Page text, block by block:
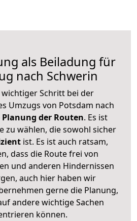
als Beiladung für
nach Schwerin
Schritt bei der
Umzugs von Potsdam nach
Planung der Routen. Es ist
zu wählen, die sowohl sicher
ist. Es ist auch ratsam,
dass die Route frei von
und anderen Hindernissen
auch hier haben wir
gerne die Planung,
andere wichtige Sachen
können.